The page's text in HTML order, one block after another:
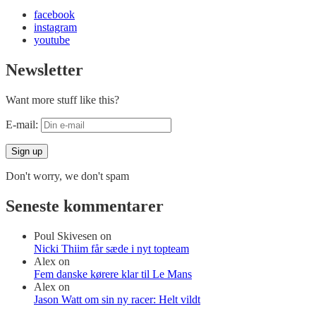
facebook
instagram
youtube
Newsletter
Want more stuff like this?
E-mail:
Don't worry, we don't spam
Seneste kommentarer
Poul Skivesen on
Nicki Thiim får sæde i nyt topteam
Alex on
Fem danske kørere klar til Le Mans
Alex on
Jason Watt om sin ny racer: Helt vildt